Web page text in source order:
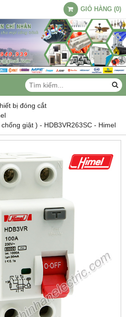
GIỎ HÀNG (0)
bị đóng cắt
giật ) - HDB3VR263SC - Himel